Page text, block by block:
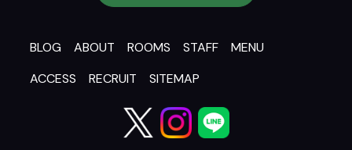
BLOG ABOUT ROOMS STAFF
MENU
ACCESS
RECRUIT SITEMAP